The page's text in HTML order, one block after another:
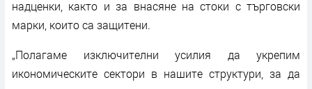
надценки, както и за внасяне на стоки с търговски
марки, които са защитени.
„Полагаме изключителни усилия да укрепим
икономическите сектори в нашите структури, за да